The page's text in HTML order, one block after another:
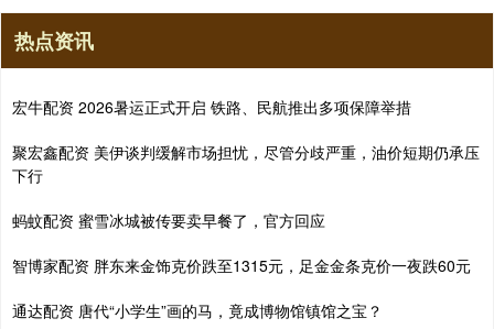
热点资讯
宏牛配资 2026暑运正式开启 铁路、民航推出多项保障举措
聚宏鑫配资 美伊谈判缓解市场担忧，尽管分歧严重，油价短期仍承压
下行
蚂蚊配资 蜜雪冰城被传要卖早餐了，官方回应
智博家配资 胖东来金饰克价跌至1315元，足金金条克价一夜跌60元
通达配资 唐代“小学生”画的马，竟成博物馆镇馆之宝？